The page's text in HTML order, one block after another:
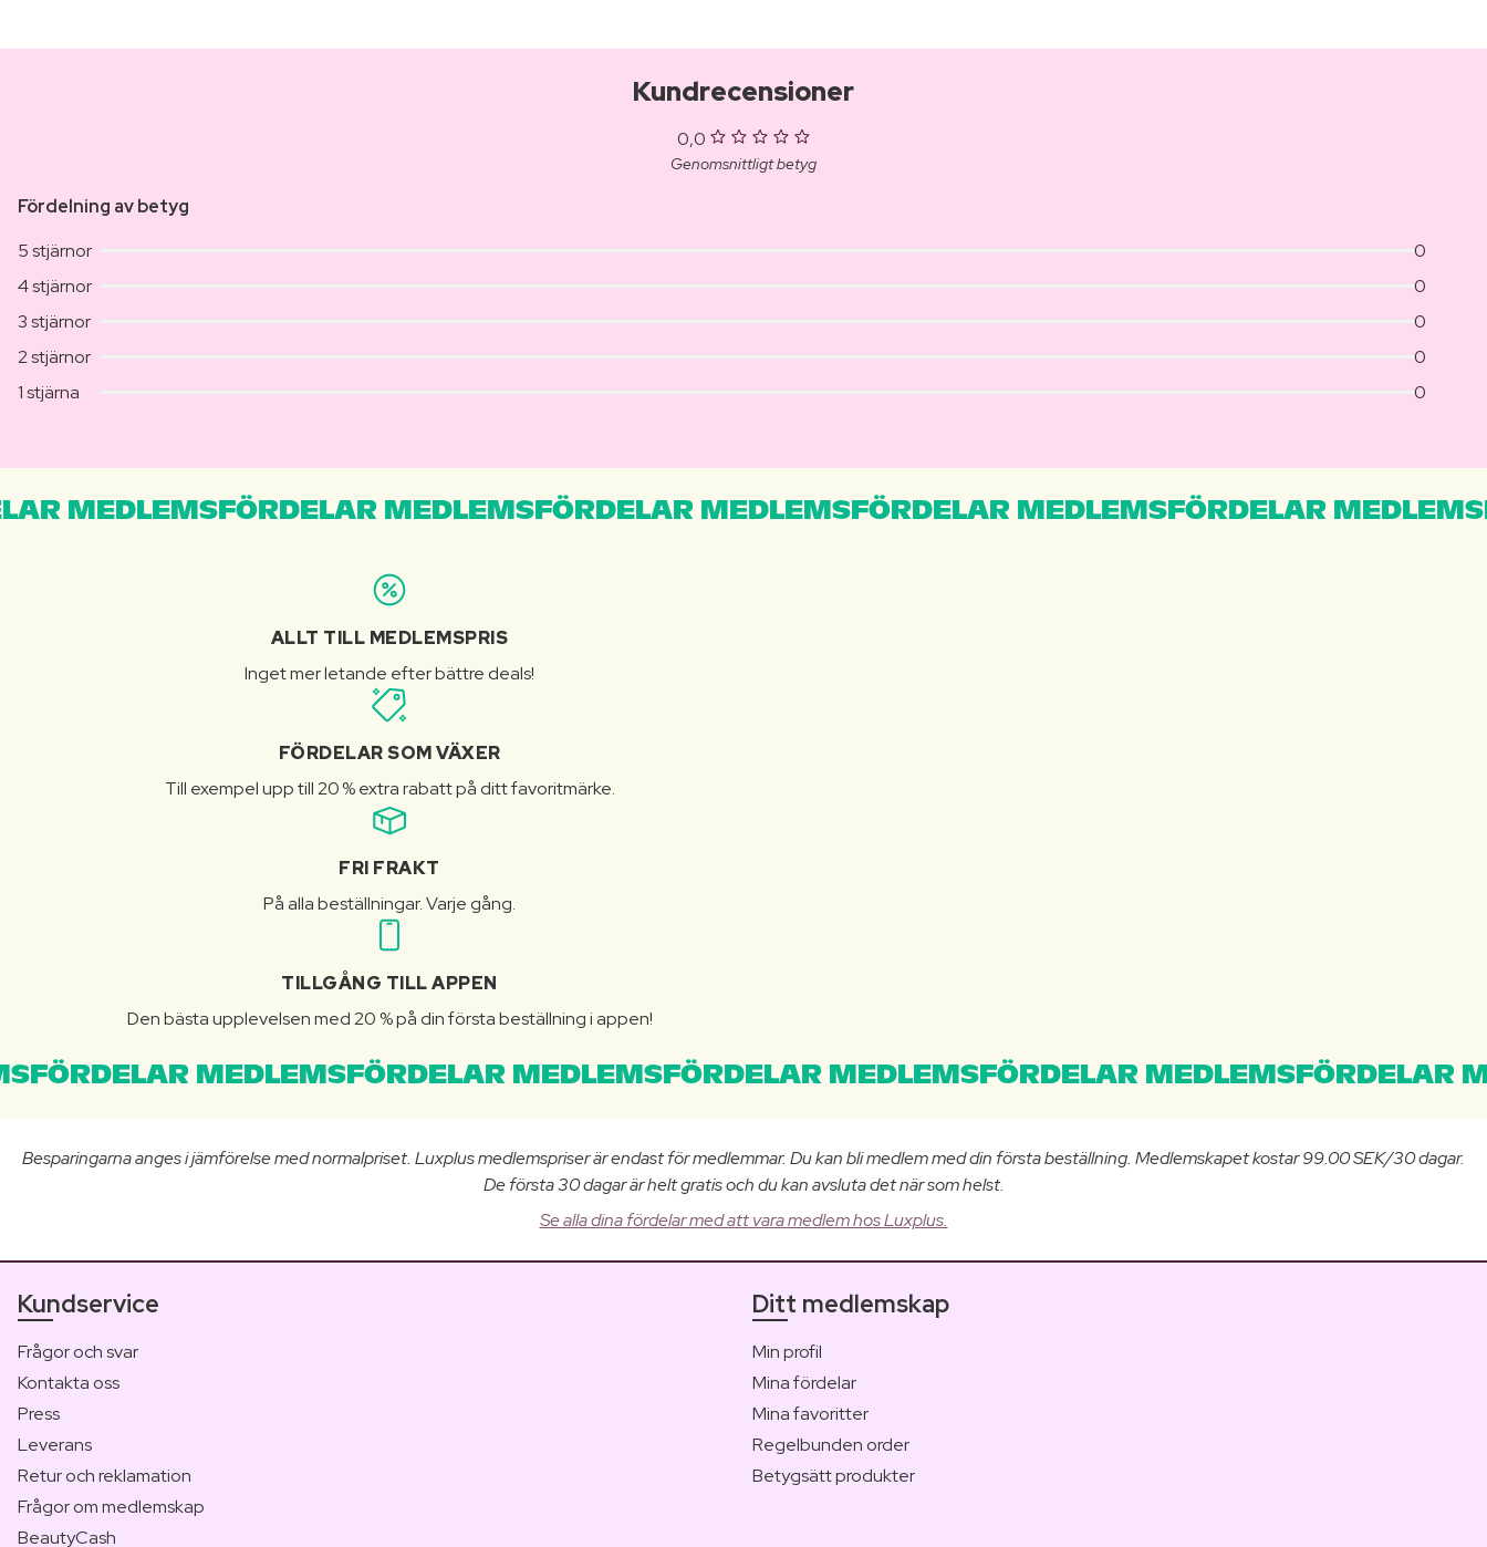
Kundrecensioner
0,0
Genomsnittligt betyg
Fördelning av betyg
5 stjärnor
0
4 stjärnor
0
3 stjärnor
0
2 stjärnor
0
1 stjärna
0
MEDLEMSFÖRDELAR MEDLEMSFÖRDELAR MEDLEMSFÖRDELAR MEDLEMSFÖRDELAR
ALLT TILL MEDLEMSPRIS
Inget mer letande efter bättre deals!
FÖRDELAR SOM VÄXER
Till exempel upp till 20 % extra rabatt på ditt favoritmärke.
FRI FRAKT
På alla beställningar. Varje gång.
TILLGÅNG TILL APPEN
Den bästa upplevelsen med 20 % på din första beställning i appen!
MEDLEMSFÖRDELAR MEDLEMSFÖRDELAR MEDLEMSFÖRDELAR
Besparingarna anges i jämförelse med normalpriset. Luxplus medlemspriser är endast för medlemmar. Du kan bli medlem med din första beställning. Medlemskapet kostar 99.00 SEK/30 dagar.
De första 30 dagar är helt gratis och du kan avsluta det när som helst.
Se alla dina fördelar med att vara medlem hos Luxplus.
Kundservice
Frågor och svar
Kontakta oss
Press
Leverans
Retur och reklamation
Frågor om medlemskap
BeautyCash
Ditt medlemskap
Min profil
Mina fördelar
Mina favoritter
Regelbunden order
Betygsätt produkter